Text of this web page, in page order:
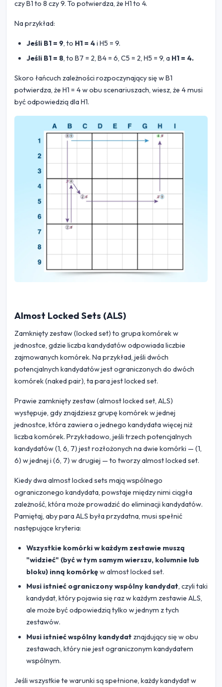
czy B1 to 8 czy 9. To potwierdza, że H1 to 4.
Na przykład:
Jeśli B1 = 9, to H1 = 4i H5 = 9.
Jeśli B1 = 8, to B7 = 2, B4 = 6, C5 = 2, H5 = 9, a H1 = 4.
Skoro łańcuch zależności rozpoczynający się w B1
potwierdza, że H1 = 4 w obu scenariuszach, wiesz, że 4 musi
być odpowiedzią dla H1.
Almost Locked Sets (ALS)
Zamknięty zestaw (locked set) to grupa komórek w
jednostce, gdzie liczba kandydatów odpowiada liczbie
zajmowanych komórek. Na przykład, jeśli dwóch
potencjalnych kandydatów jest ograniczonych do dwóch
komórek (naked pair), ta para jest locked set.
Prawie zamknięty zestaw (almost locked set, ALS)
występuje, gdy znajdziesz grupę komórek w jednej
jednostce, która zawiera o jednego kandydata więcej niż
liczba komórek. Przykładowo, jeśli trzech potencjalnych
kandydatów (1, 6, 7) jest rozłożonych na dwie komórki — (1,
6) w jednej i (6, 7) w drugiej — to tworzy almost locked set.
Kiedy dwa almost locked sets mają wspólnego
ograniczonego kandydata, powstaje między nimi ciągła
zależność, która może prowadzić do eliminacji kandydatów.
Pamiętaj, aby para ALS była przydatna, musi spełnić
następujące kryteria:
Wszystkie komórki w każdym zestawie muszą
"widzieć" (być w tym samym wierszu, kolumnie lub
bloku) inną komórkęw almost locked set.
Musi istnieć ograniczony wspólny kandydat, czyli taki
kandydat, który pojawia się raz w każdym zestawie ALS,
ale może być odpowiedzią tylko w jednym z tych
zestawów.
Musi istnieć wspólny kandydat znajdujący się w obu
zestawach, który nie jest ograniczonym kandydatem
wspólnym.
Jeśli wszystkie te warunki są spełnione, każdy kandydat w